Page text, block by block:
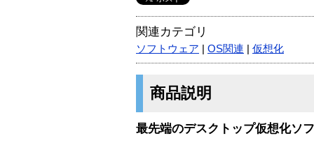
関連カテゴリ
ソフトウェア OS関連 仮想化
商品説明
最先端のデスクトップ仮想化ソ